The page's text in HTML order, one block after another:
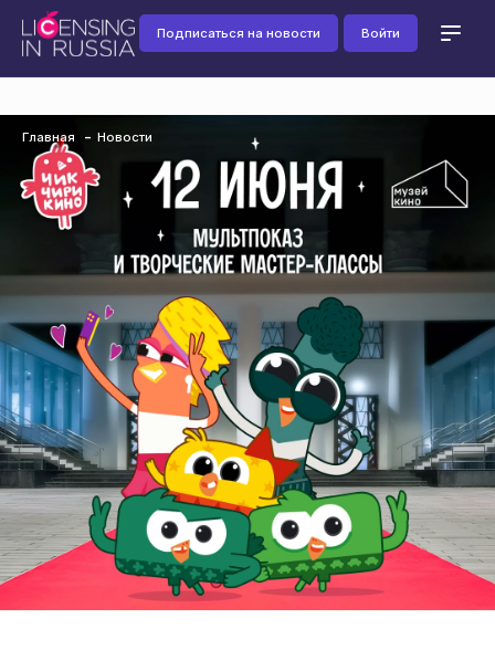
Подписаться на новости Войти
Главная Новости